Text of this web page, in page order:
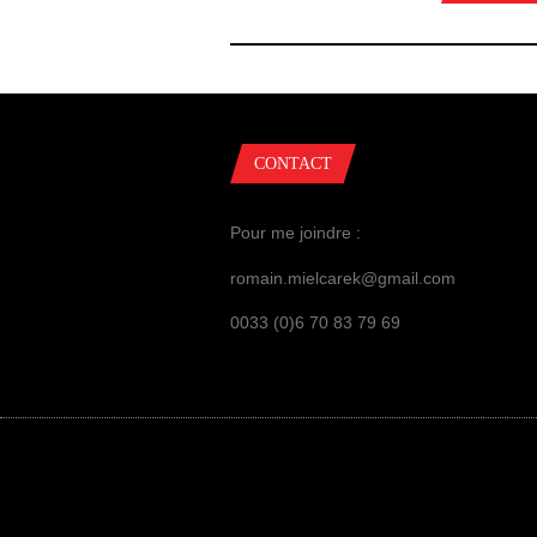
CONTACT
Pour me joindre :
romain.mielcarek@gmail.com
0033 (0)6 70 83 79 69